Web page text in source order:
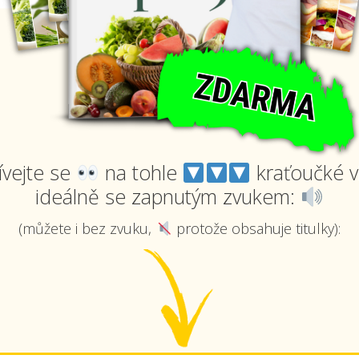
se na tohle
kraťoučké
ideálně se zapnutým zvukem:
(můžete i bez zvuku, protože obsahuje titulky):